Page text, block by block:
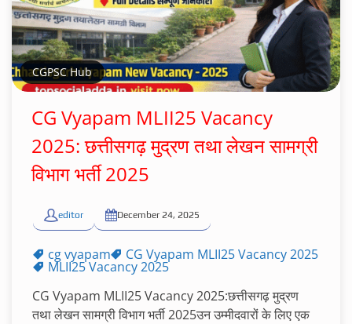
CGPSC Hub
CG Vyapam MLII25 Vacancy
2025: छत्तीसगढ़ मुद्रण तथा लेखन सामग्री
विभाग भर्ती 2025
editor December 24, 2025
cg vyapam CG Vyapam MLII25 Vacancy 2025
MLII25 Vacancy 2025
CG Vyapam MLII25 Vacancy 2025:छत्तीसगढ़ मुद्रण
तथा लेखन सामग्री विभाग भर्ती 2025उन उम्मीदवारों के लिए एक